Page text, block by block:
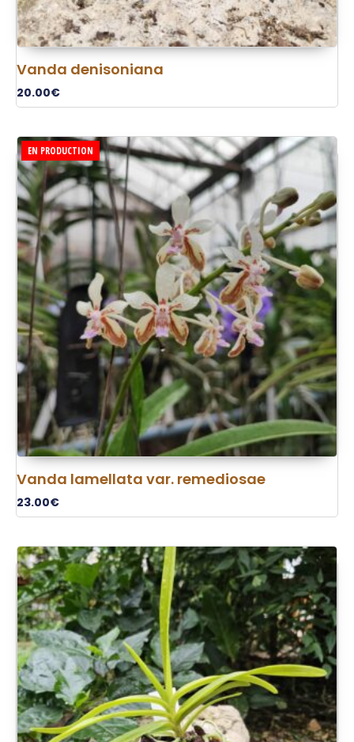
Vanda denisoniana
20.00€
EN PRODUCTION
Vanda lamellata var. remediosae
23.00€